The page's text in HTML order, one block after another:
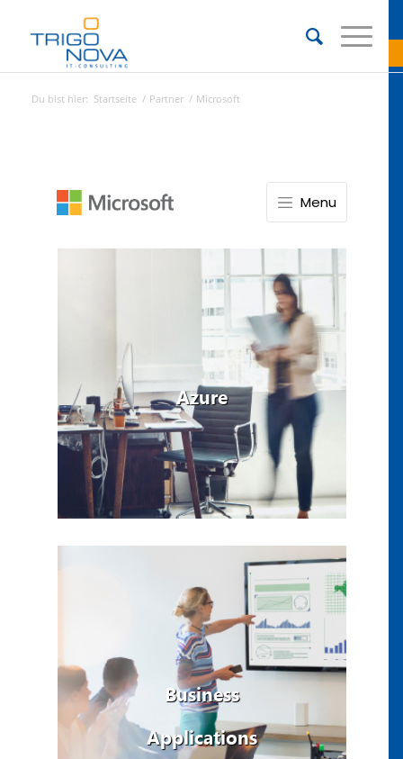
Du bist hier: Startseite / Partner / Microsoft